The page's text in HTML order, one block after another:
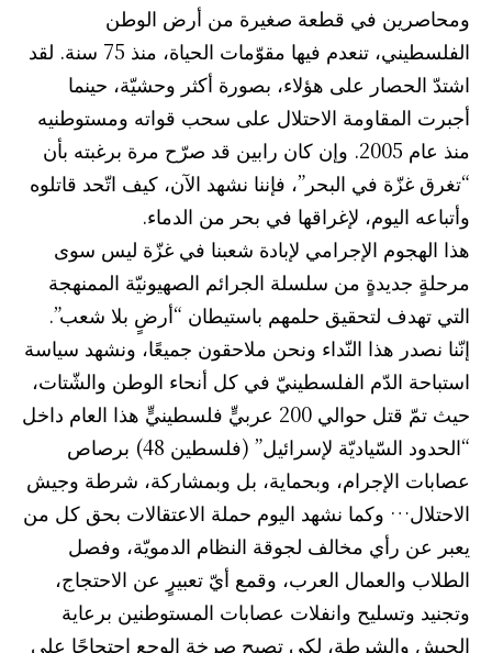
ومحاصرين في قطعة صغيرة من أرض الوطن
الفلسطيني، تنعدم فيها مقوّمات الحياة، منذ 75 سنة. لقد
اشتدّ الحصار على هؤلاء، بصورة أكثر وحشيّة، حينما
أجبرت المقاومة الاحتلال على سحب قواته ومستوطنيه
منذ عام 2005. وإن كان رابين قد صرّح مرة برغبته بأن
“تغرق غزّة في البحر”، فإننا نشهد الآن، كيف اتّحد قاتلوه
وأتباعه اليوم، لإغراقها في بحر من الدماء.
هذا الهجوم الإجرامي لإبادة شعبنا في غزّة ليس سوى
مرحلةٍ جديدةٍ من سلسلة الجرائم الصهيونيّة الممنهجة
التي تهدف لتحقيق حلمهم باستيطان “أرضٍ بلا شعب”.
إنّنا نصدر هذا النّداء ونحن ملاحقون جميعًا، ونشهد سياسة
استباحة الدّم الفلسطينيّ في كل أنحاء الوطن والشّتات،
حيث تمّ قتل حوالي 200 عربيٍّ فلسطينيٍّ هذا العام داخل
“الحدود السّياديّة لإسرائيل” (فلسطين 48) برصاص
عصابات الإجرام، وبحماية، بل وبمشاركة، شرطة وجيش
الاحتلال… وكما نشهد اليوم حملة الاعتقالات بحق كل من
يعبر عن رأي مخالف لجوقة النظام الدمويّة، وفصل
الطلاب والعمال العرب، وقمع أيّ تعبيرٍ عن الاحتجاج،
وتجنيد وتسليح وانفلات عصابات المستوطنين برعاية
الجيش والشرطة، لكي تصبح صرخة الوجع احتجاجًا على